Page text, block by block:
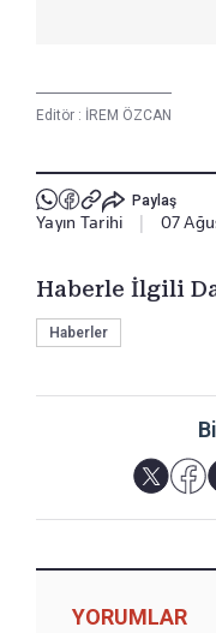
Editör : İREM ÖZCAN
Paylaş
Yayın Tarihi 07
Haberle İlgili
Haberler
YORUMLAR